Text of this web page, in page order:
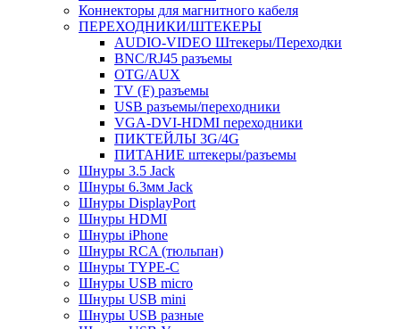
Коннекторы для магнитного кабеля
ПЕРЕХОДНИКИ/ШТЕКЕРЫ
AUDIO-VIDEO Штекеры/Переходки
BNC/RJ45 разъемы
OTG/AUX
TV (F) разъемы
USB разъемы/переходники
VGA-DVI-HDMI переходники
ПИКТЕЙЛЫ 3G/4G
ПИТАНИЕ штекеры/разъемы
Шнуры 3.5 Jack
Шнуры 6.3мм Jack
Шнуры DisplayPort
Шнуры HDMI
Шнуры iPhone
Шнуры RCA (тюльпан)
Шнуры TYPE-C
Шнуры USB micro
Шнуры USB mini
Шнуры USB разные